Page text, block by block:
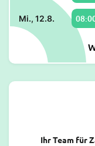
Mi., 12.8.
Ihr Team für